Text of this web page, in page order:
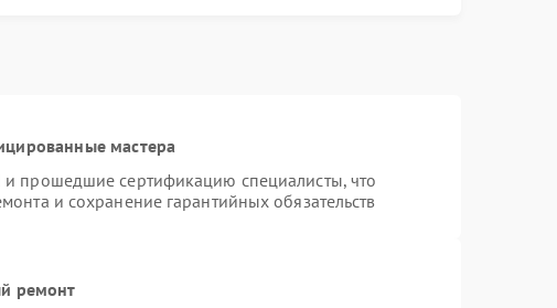
мастера
и прошедшие сертификацию специалисты, что
и сохранение гарантийных обязательств
ремонт